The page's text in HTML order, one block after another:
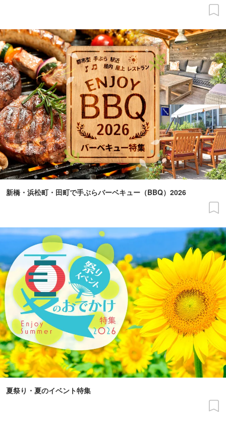
新橋・浜松町・田町で手ぶらバーベキュー（BBQ）2026
夏祭り・夏のイベント特集